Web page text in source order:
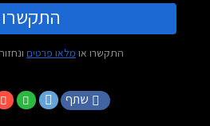
התקשרו
התקשרו או מלאו פרטים
שתף